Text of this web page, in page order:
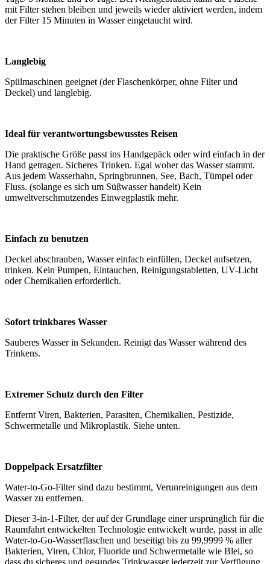
mit Filter stehen bleiben und jeweils wieder aktiviert werden, indem
der Filter 15 Minuten in Wasser eingetaucht wird.
Langlebig
Spülmaschinen geeignet (der Flaschenkörper, ohne Filter und
Deckel) und langlebig.
Ideal für verantwortungsbewusstes Reisen
Die praktische Größe passt ins Handgepäck oder wird einfach in der
Hand getragen. Sicheres Trinken. Egal woher das Wasser stammt.
Aus jedem Wasserhahn, Springbrunnen, See, Bach, Tümpel oder
Fluss. (solange es sich um Süßwasser handelt) Kein
umweltverschmutzendes Einwegplastik mehr.
Einfach zu benutzen
Deckel abschrauben, Wasser einfach einfüllen, Deckel aufsetzen,
trinken. Kein Pumpen, Eintauchen, Reinigungstabletten, UV-Licht
oder Chemikalien erforderlich.
Sofort trinkbares Wasser
Sauberes Wasser in Sekunden. Reinigt das Wasser während des
Trinkens.
Extremer Schutz durch den Filter
Entfernt Viren, Bakterien, Parasiten, Chemikalien, Pestizide,
Schwermetalle und Mikroplastik. Siehe unten.
Doppelpack Ersatzfilter
Water-to-Go-Filter sind dazu bestimmt, Verunreinigungen aus dem
Wasser zu entfernen.
Dieser 3-in-1-Filter, der auf der Grundlage einer ursprünglich für die
Raumfahrt entwickelten Technologie entwickelt wurde, passt in alle
Water-to-Go-Wasserflaschen und beseitigt bis zu 99,9999 % aller
Bakterien, Viren, Chlor, Fluoride und Schwermetalle wie Blei, so
dass du sicheres und gesundes Trinkwasser jederzeit zur Verfügung